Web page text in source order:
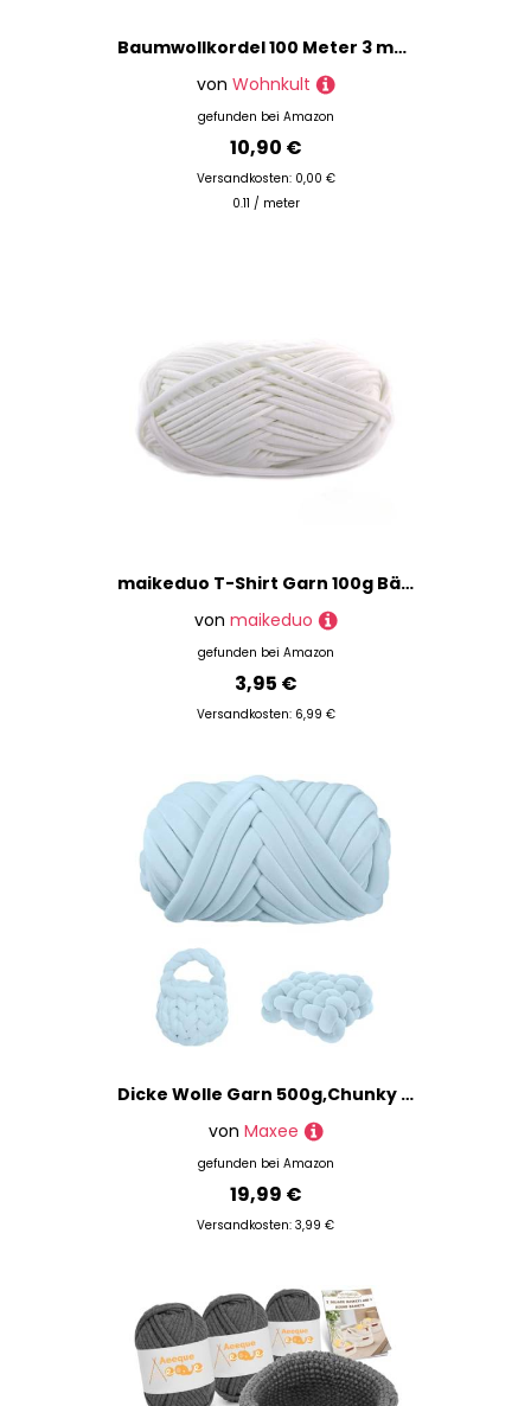
Baumwollkordel 100 Meter 3 mm Makramee Kordel Schnur Textilgarn Baumwollseil Turnbeutel Basteln DIY… (015 | Burgund)
von Wohnkult
gefunden bei Amazon
10,90 €
Versandkosten: 0,00 €
0.11 / meter
maikeduo T-Shirt Garn 100g Bändchengarn Textilgarn Zum Häkeln Bändchengarn Zum Häkeln Garn Baumwolle Zum Häkeln Häkelgarn Für Taschen Strickgarn (Weiß)
von maikeduo
gefunden bei Amazon
3,95 €
Versandkosten: 6,99 €
Dicke Wolle Garn 500g,Chunky XXL Wolle zum Handstricke,Sperrige Textilgarn zum häkeln für körbe,Decke, Kissen, Rucksack,Haustierkorb
von Maxee
gefunden bei Amazon
19,99 €
Versandkosten: 3,99 €